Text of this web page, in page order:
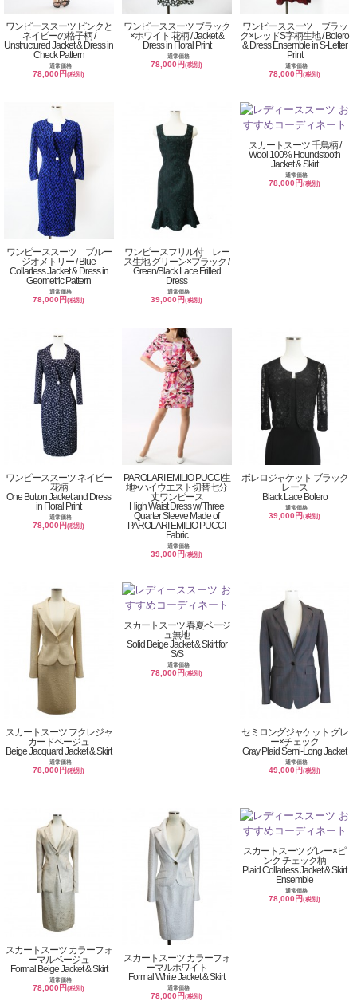
ワンピーススーツ ピンクと
ネイビーの格子柄 /
Unstructured Jacket & Dress in
Check Pattern
通常価格
78,000円(税別)
ワンピーススーツ ブラック
×ホワイト 花柄 / Jacket &
Dress in Floral Print
通常価格
78,000円(税別)
ワンピーススーツ ブラッ
ク×レッドS字柄生地 / Bolero
& Dress Ensemble in S-Letter
Print
通常価格
78,000円(税別)
ワンピーススーツ ブルー
ジオメトリー / Blue
Collarless Jacket & Dress in
Geometric Pattern
通常価格
78,000円(税別)
ワンピースフリル付 レー
ス生地 グリーン×ブラック /
Green/Black Lace Frilled
Dress
通常価格
39,000円(税別)
スカートスーツ 千鳥柄 /
Wool 100% Houndstooth
Jacket & Skirt
通常価格
78,000円(税別)
ワンピーススーツ ネイビー
花柄
One Button Jacket and Dress
in Floral Print
通常価格
78,000円(税別)
PAROLARI EMILIO PUCCI生
地×ハイウエスト切替七分
丈ワンピース
High Waist Dress w/ Three
Quarter Sleeve Made of
PAROLARI EMILIO PUCCI
Fabric
通常価格
39,000円(税別)
ボレロジャケット ブラック
レース
Black Lace Bolero
通常価格
39,000円(税別)
スカートスーツ フクレジャ
カードベージュ
Beige Jacquard Jacket & Skirt
通常価格
78,000円(税別)
スカートスーツ 春夏ベージ
ュ無地
Solid Beige Jacket & Skirt for
S/S
通常価格
78,000円(税別)
セミロングジャケット グレ
ー×チェック
Gray Plaid Semi-Long Jacket
通常価格
49,000円(税別)
スカートスーツ カラーフォ
ーマルベージュ
Formal Beige Jacket & Skirt
通常価格
78,000円(税別)
スカートスーツ カラーフォ
ーマルホワイト
Formal White Jacket & Skirt
通常価格
78,000円(税別)
スカートスーツ グレー×ピ
ンク チェック柄
Plaid Collarless Jacket & Skirt
Ensemble
通常価格
78,000円(税別)